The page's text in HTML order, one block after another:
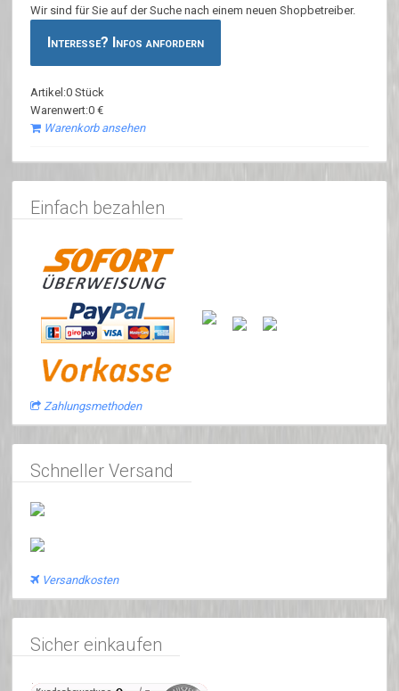
Wir sind für Sie auf der Suche nach einem neuen Shopbetreiber.
Interesse? Infos anfordern
Artikel:0 Stück
Warenwert:0 €
Warenkorb ansehen
Einfach bezahlen
Zahlungsmethoden
Schneller Versand
Versandkosten
Sicher einkaufen